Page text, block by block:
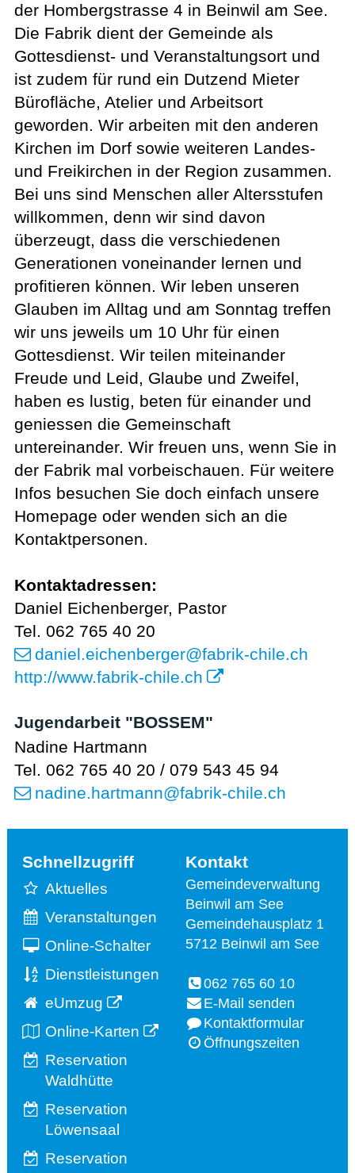
der Hombergstrasse 4 in Beinwil am See.
Die Fabrik dient der Gemeinde als
Gottesdienst- und Veranstaltungsort und
ist zudem für rund ein Dutzend Mieter
Bürofläche, Atelier und Arbeitsort
geworden. Wir arbeiten mit den anderen
Kirchen im Dorf sowie weiteren Landes-
und Freikirchen in der Region zusammen.
Bei uns sind Menschen aller Altersstufen
willkommen, denn wir sind davon
überzeugt, dass die verschiedenen
Generationen voneinander lernen und
profitieren können. Wir leben unseren
Glauben im Alltag und am Sonntag treffen
wir uns jeweils um 10 Uhr für einen
Gottesdienst. Wir teilen miteinander
Freude und Leid, Glaube und Zweifel,
haben es lustig, beten für einander und
geniessen die Gemeinschaft
untereinander. Wir freuen uns, wenn Sie in
der Fabrik mal vorbeischauen. Für weitere
Infos besuchen Sie doch einfach unsere
Homepage oder wenden sich an die
Kontaktpersonen.
Kontaktadressen:
Daniel Eichenberger, Pastor
Tel. 062 765 40 20
daniel.eichenberger@fabrik-chile.ch
http://www.fabrik-chile.ch
Jugendarbeit "BOSSEM"
Nadine Hartmann
Tel. 062 765 40 20 / 079 543 45 94
nadine.hartmann@fabrik-chile.ch
Schnellzugriff
Aktuelles
Veranstaltungen
Online-Schalter
Dienstleistungen
eUmzug
Online-Karten
Reservation
Waldhütte
Reservation
Löwensaal
Reservation
Kontakt
Gemeindeverwaltung
Beinwil am See
Gemeindehausplatz 1
5712 Beinwil am See
062 765 60 10
E-Mail senden
Kontaktformular
Öffnungszeiten